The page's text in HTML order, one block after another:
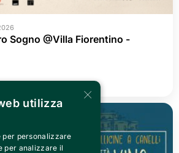
Sogno @Villa Fiorentino -
×
utilizza
personalizzare
per analizzare il